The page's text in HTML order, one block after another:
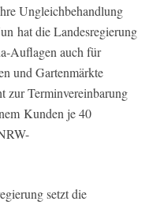
Ungleichbehandlung
hat die Landesregierung
Auflagen auch für
und Gartenmärkte
zur Terminvereinbarung
Kunden je 40
setzt die